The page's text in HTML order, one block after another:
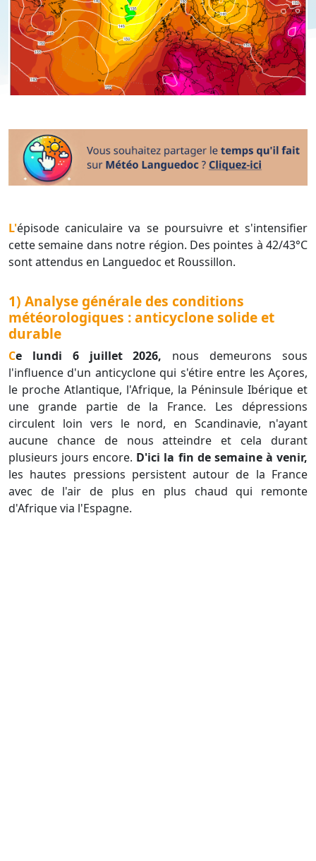
L'épisode caniculaire va se poursuivre et s'intensifier
cette semaine dans notre région. Des pointes à 42/43°C
sont attendus en Languedoc et Roussillon.
1) Analyse générale des conditions
météorologiques : anticyclone solide et
durable
Ce lundi 6 juillet 2026, nous demeurons sous
l'influence d'un anticyclone qui s'étire entre les Açores,
le proche Atlantique, l'Afrique, la Péninsule Ibérique et
une grande partie de la France. Les dépressions
circulent loin vers le nord, en Scandinavie, n'ayant
aucune chance de nous atteindre et cela durant
plusieurs jours encore. D'ici la fin de semaine à venir,
les hautes pressions persistent autour de la France
avec de l'air de plus en plus chaud qui remonte
d'Afrique via l'Espagne.